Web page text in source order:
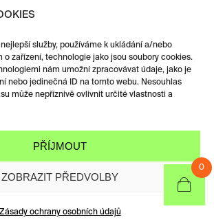
služby, používáme k ukládání a/nebo
o zařízení, technologie jako jsou soubory cookies.
nám umožní zpracovávat údaje, jako je
nebo jedinečná ID na tomto webu. Nesouhlas
může nepříznivě ovlivnit určité vlastnosti a
PŘÍJMOUT
ZOBRAZIT PŘEDVOLBY
Zásady ochrany osobních údajů
0